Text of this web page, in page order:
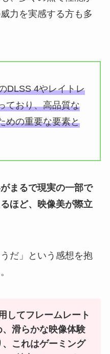
力を実感する方も多
DLSS 4やレイトレ
ており、高品質な
めの重要な要素と
まるで現実の一部で
ほど、映像美が際立
だ」という感想を抱
してフレームレート
滑らかな映像体験
これはゲーミング